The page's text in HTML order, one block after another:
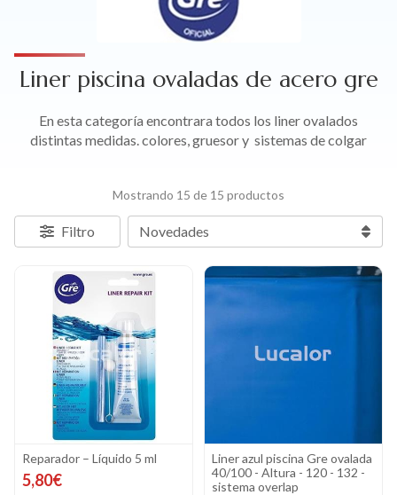
Liner piscina ovaladas de acero gre
En esta categoría encontrara todos los liner ovalados
distintas medidas. colores, gruesor y sistemas de colgar
Mostrando 15 de 15 productos
Filtro
Reparador – Líquido 5 ml
5,80€
Liner azul piscina Gre ovalada
40/100 - Altura - 120 - 132 -
sistema overlap